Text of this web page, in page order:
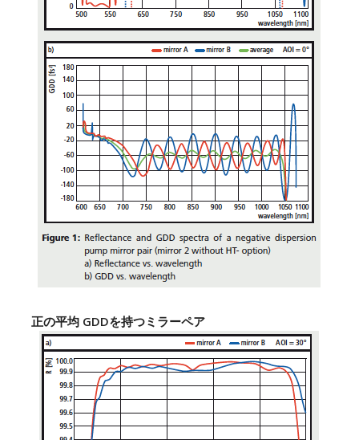
正の平均 GDDを持つミラーペア